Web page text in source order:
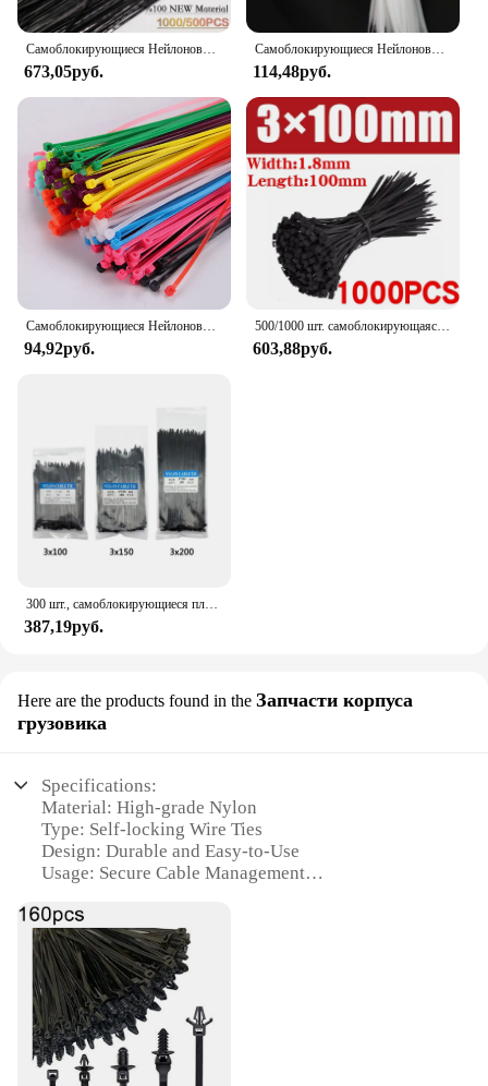
673,05руб.
Самоблокирующиеся Нейлоновые Стяжки, для кабельных стяжек, 100, шт./пакет
114,48руб.
Самоблокирующиеся Нейлоновые кабельные шины 3/4x10 0/150/200, пластиковые застежки-молнии, обвязочные ремни для проводов, разноцветные Органайзеры для кабельных стяжек «сделай сам»
94,92руб.
500/1000 шт. самоблокирующаяся пластиковая нейлоновая стяжка, черная обертка на молнии, ремешок, нейлоновая кабельная стяжка, набор крепежных кольцевых петель, проволочная обмотка
603,88руб.
300 шт., самоблокирующиеся пластиковые нейлоновые кабельные стяжки
387,19руб.
Here are the products found in the Запчасти корпуса
грузовика
Specifications:
Material: High-grade Nylon
Type: Self-locking Wire Ties
Design: Durable and Easy-to-Use
Usage: Secure Cable Management
Quantity: Available in Sets
Features:
|Selflocking Nylon Wire Ties|Wholesale|
**Durable and Versatile Cable Management
Solution**
The self-locking nylon wire ties are an essential tool